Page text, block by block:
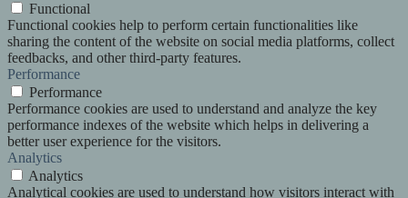
Functional
Functional cookies help to perform certain functionalities like
sharing the content of the website on social media platforms, collect
feedbacks, and other third-party features.
Performance
Performance
Performance cookies are used to understand and analyze the key
performance indexes of the website which helps in delivering a
better user experience for the visitors.
Analytics
Analytics
Analytical cookies are used to understand how visitors interact with